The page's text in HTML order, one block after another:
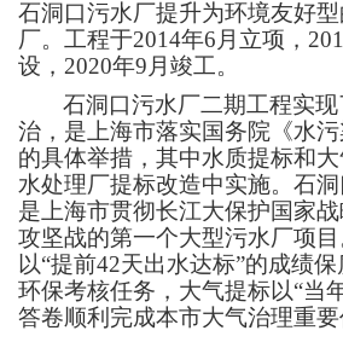
石洞口污水厂提升为环境友好
厂。工程于2014年6月立项，
设，2020年9月竣工。
石洞口污水厂二期工程实现
治，是上海市落实国务院《水污
的具体举措，其中水质提标和
水处理厂提标改造中实施。石
是上海市贯彻长江大保护国家
攻坚战的第一个大型污水厂项
以“提前42天出水达标”的成绩
环保考核任务，大气提标以“当
答卷顺利完成本市大气治理重要